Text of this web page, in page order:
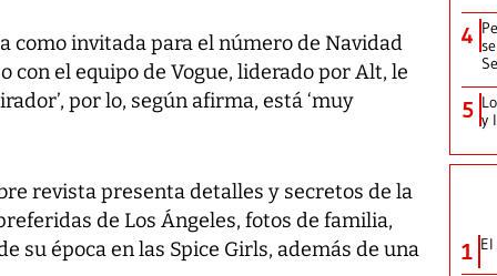
como invitada para el número de Navidad
con el equipo de Vogue, liderado por Alt, le
por lo, según afirma, está ‘muy
revista presenta detalles y secretos de la
de Los Ángeles, fotos de familia,
su época en las Spice Girls, además de una
4
5 y
1